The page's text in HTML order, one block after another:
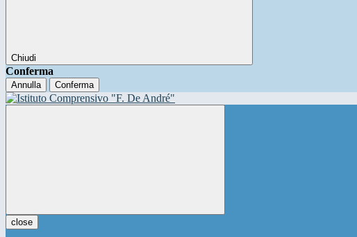
Chiudi
Conferma
Annulla Conferma
close